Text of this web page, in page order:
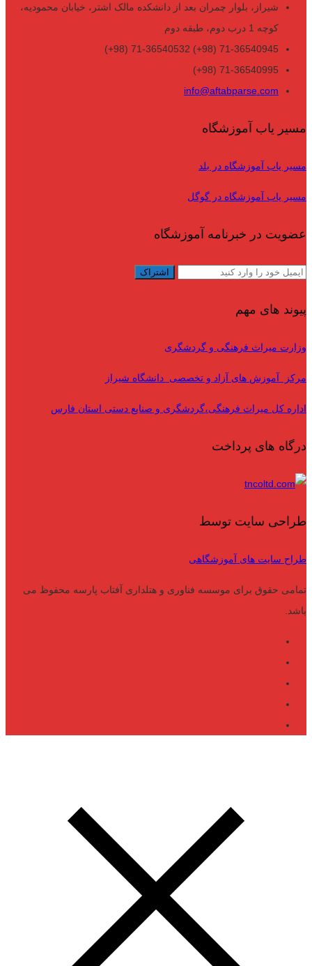
شیراز، بلوار چمران بعد از دانشکده مالک اشتر، خیابان محمودیه،
کوچه 1 درب دوم، طبقه دوم
71-36540945 (98+) 71-36540532 (98+)
71-36540995 (98+)
info@aftabparse.com
مسیر یاب آموزشگاه
مسیر یاب آموزشگاه در بلد
مسیر یاب آموزشگاه در گوگل
عضویت در خبرنامه آموزشگاه
پیوند های مهم
وزارت میراث فرهنگی و گردشگری
مرکز آموزش های آزاد و تخصصی دانشگاه شیراز
اداره کل میراث فرهنگی،گردشگری و صنایع دستی استان فارس
درگاه های پرداخت
طراحی سایت توسط
طراح سایت های آموزشگاهی
تمامی حقوق برای موسسه فناوری و هتلداری آفتاب پارسه محفوظ می
باشد.